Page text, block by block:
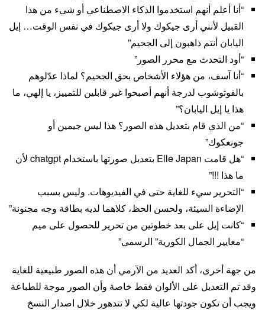
“أنا أعلم أنهم استخدموا الذكاء الاصطناعي أو شيء من هذا
القبيل لأنني أرى جيكوك ولا أرى جيكوك في نفس الوقت… إيل
اليابان أنتم ذاهبون إلى الجحيم”
“أود التحدث مع محرر الصور”
“أنا آسف، من هؤلاء الأشخاص بحق الجحيم؟ لماذا عدّلوهم
بالفوتوشوب لدرجة أنهم أصبحوا غير قابلين للتمييز، يا إلهي، ما
هذا يا إيل اليابان؟”
“من الذي قام بتعديل هذه الصور؟ هذا ليس جيمين أو
جونغكوك”
“هل قامت Elle Japan بتعديل صورتها باستخدام chatgpt لأن
ما هذا !!!”
“التحرير سيء للغاية حتى في الفيديوهات. وليس بسبب
الإضاءة السيئة، ولحسن الحظ، كلاهما لديه بطاقة وجه مجنونة”
“كانت إيل على بعد خطوتين من تحرير للحصول على ميم
“معايير الجمال الكورية” الرسمي”
من جهة أخرى، أكد العديد من الآرمي أن هذه الصور طبيعية للغاية
وقد تم التعديل على الألوان فقط خاصة وأن الصور موجة للطباعة
ويجب أن تكون جودتها عالية لكي لا تتدهور خلال اصدار النسخ